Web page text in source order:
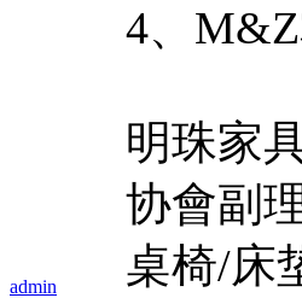
admin
4、
明珠家
协會副
桌椅/床